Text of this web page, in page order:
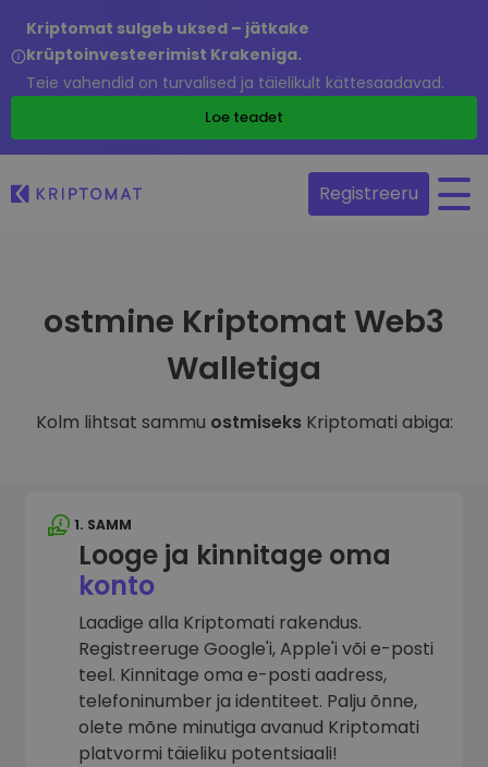
Kriptomat sulgeb uksed – jätkake
krüptoinvesteerimist Krakeniga.
Teie vahendid on turvalised ja täielikult kättesaadavad.
Loe teadet
Registreeru
ostmine Kriptomat Web3
Walletiga
Kolm lihtsat sammu ostmiseksKriptomati abiga:
1. SAMM
Looge ja kinnitage oma
konto
Laadige alla Kriptomati rakendus.
Registreeruge Google'i, Apple'i või e-posti
teel. Kinnitage oma e-posti aadress,
telefoninumber ja identiteet. Palju õnne,
olete mõne minutiga avanud Kriptomati
platvormi täieliku potentsiaali!